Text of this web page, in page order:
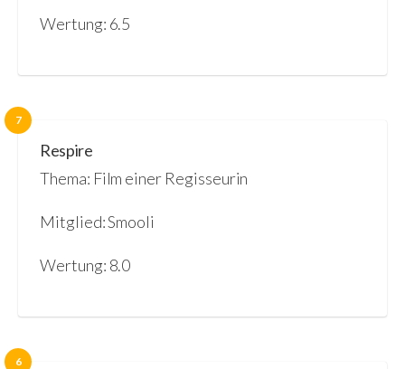
Wertung: 6.5
7
Respire
Thema: Film einer Regisseurin
Mitglied: Smooli
Wertung: 8.0
6